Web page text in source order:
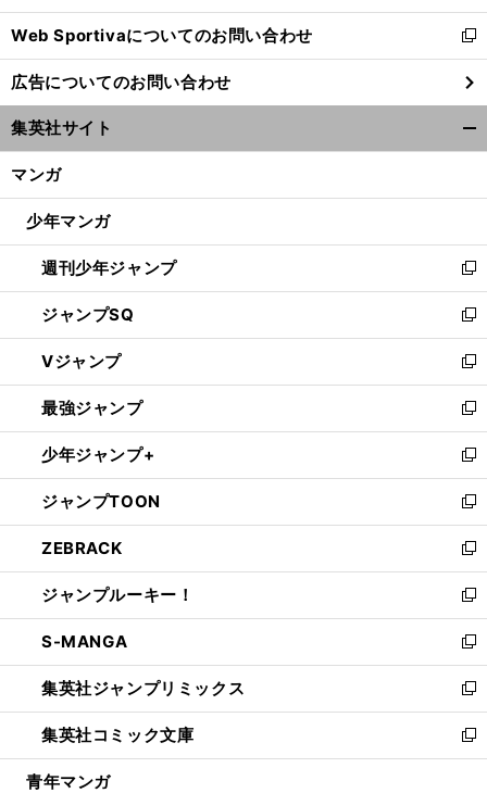
開
く
Web Sportivaについてのお問い合わせ
新
し
い
ウ
ィ
ン
ウ
開
く
広告についてのお問い合わせ
集英社サイト
マンガ
少年マンガ
週刊少年ジャンプ
新
し
い
ウ
ィ
ン
ド
ウ
で
開
く
ジャンプSQ
新
し
い
ウ
ィ
ン
ド
ウ
で
開
く
Vジャンプ
新
し
い
ウ
ィ
ン
ド
ウ
で
開
く
最強ジャンプ
新
し
い
ウ
ィ
ン
ド
ウ
で
開
く
少年ジャンプ+
新
し
い
ウ
ィ
ン
ド
ウ
で
開
く
ジャンプTOON
新
し
い
ウ
ィ
ン
ド
ウ
で
開
く
ZEBRACK
新
し
い
ウ
ィ
ン
ド
ウ
で
開
ジャンプルーキー！
新
し
い
ウ
ィ
ン
ド
ウ
S-MANGA
新
し
い
ウ
ィ
ン
集英社ジャンプリミックス
新
し
い
ウ
集英社コミック文庫
新
し
青年マンガ